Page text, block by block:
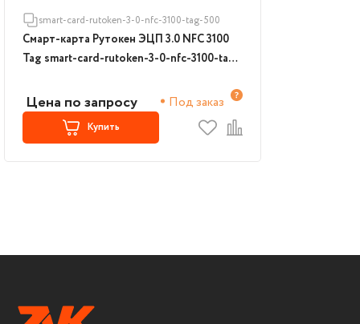
smart-card-rutoken-3-0-nfc-3100-tag-500
Смарт-карта Рутокен ЭЦП 3.0 NFC 3100
Tag smart-card-rutoken-3-0-nfc-3100-tag-
Цена по запросу Под заказ
Купить